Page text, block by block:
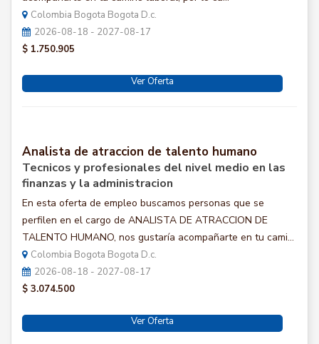
Colombia Bogota Bogota D.c.
2026-08-18 - 2027-08-17
$ 1.750.905
Ver Oferta
Analista de atraccion de talento humano
Tecnicos y profesionales del nivel medio en las
finanzas y la administracion
En esta oferta de empleo buscamos personas que se
perfilen en el cargo de ANALISTA DE ATRACCION DE
TALENTO HUMANO, nos gustaría acompañarte en tu cami...
Colombia Bogota Bogota D.c.
2026-08-18 - 2027-08-17
$ 3.074.500
Ver Oferta